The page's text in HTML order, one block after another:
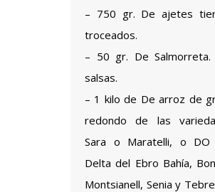
– 750 gr. De ajetes
troceados.
– 50 gr. De Salmorreta.
salsas.
– 1 kilo de De arroz de
redondo de las
Sara o Maratelli, o DO
Delta del Ebro Bahía,
Montsianell, Senia y